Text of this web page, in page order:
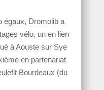
égaux, Dromolib a
vélo, un en lien
à Aouste sur Sye
en partenariat
Bourdeaux (du